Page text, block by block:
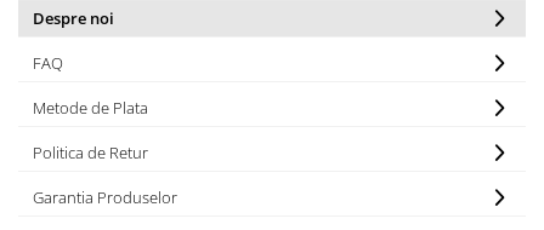
Despre noi
FAQ
Metode de Plata
Politica de Retur
Garantia Produselor